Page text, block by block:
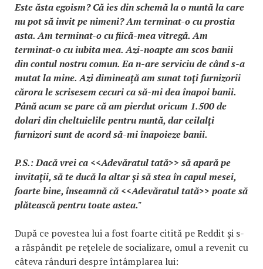
Este ăsta egoism? Că ies din schemă la o nuntă la care
nu pot să invit pe nimeni? Am terminat-o cu prostia
asta. Am terminat-o cu fiică-mea vitregă. Am
terminat-o cu iubita mea. Azi-noapte am scos banii
din contul nostru comun. Ea n-are serviciu de când s-a
mutat la mine. Azi dimineaţă am sunat toţi furnizorii
cărora le scrisesem cecuri ca să-mi dea înapoi banii.
Până acum se pare că am pierdut oricum 1.500 de
dolari din cheltuielile pentru nuntă, dar ceilalţi
furnizori sunt de acord să-mi înapoieze banii.
P.S.: Dacă vrei ca <<Adevăratul tată>> să apară pe
invitaţii, să te ducă la altar şi să stea în capul mesei,
foarte bine, înseamnă că <<Adevăratul tată>> poate să
plătească pentru toate astea."
După ce povestea lui a fost foarte citită pe Reddit şi s-
a răspândit pe reţelele de socializare, omul a revenit cu
câteva rânduri despre întâmplarea lui: